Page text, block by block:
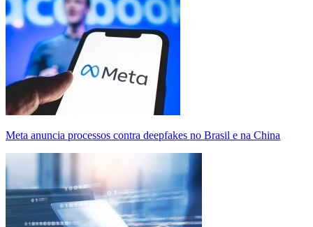
Meta anuncia processos contra deepfakes no Brasil e na China